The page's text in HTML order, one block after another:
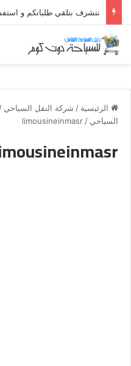
الرئيسية / شركة النقل السياحي /
السياحي /
limousineinmasr